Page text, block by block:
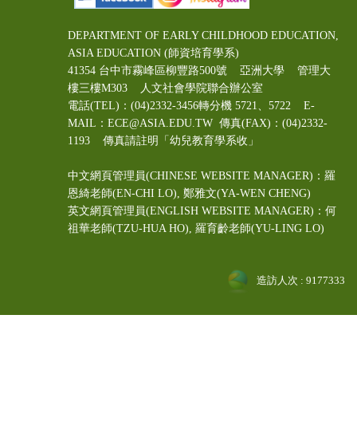
DEPARTMENT OF EARLY CHILDHOOD EDUCATION,
ASIA EDUCATION (師資培育學系)
41354 台中市霧峰區柳豐路500號 亞洲大學 管理大
樓三樓M303 人文社會學院聯合辦公室
電話(TEL)：(04)2332-3456轉分機 5721、5722 E-
MAIL：ECE@ASIA.EDU.TW 傳真(FAX)：(04)2332-
1193 傳真請註明「幼兒教育學系收」
中文網頁管理員(CHINESE WEBSITE MANAGER)：羅
恩綺老師(EN-CHI LO) , 鄭雅文(YA-WEN CHENG)
英文網頁管理員(ENGLISH WEBSITE MANAGER)：何
祖華老師(TZU-HUA HO), 羅育齡老師(YU-LING LO)
造訪人次 : 9177333